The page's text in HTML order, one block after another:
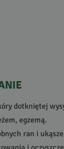
dotkniętej
egzemą.
ran i